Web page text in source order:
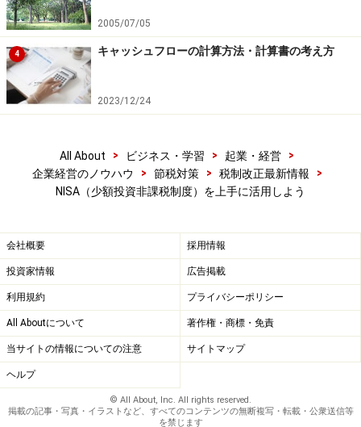
ただ、このNISAで管理している上場株式等については、
譲渡益が非課税になる代わりに、譲渡損失が発生して
も、損益通算の対象となりません。また、上場株式等の
譲渡損失の繰越控除の対象にもなりませんので、その点
には注意が必要です。
また、NISAが適用できるのは、原則、証券会社等を通じ
て新たに購入した上場株式等が対象となります。既に他
の特定口座や一般口座で保有している上場株式等を、
非課税投資額は、総額で100万円×5年間＝500万円の枠が
ありますが、非課税枠を使い切らずに余ったとしても、
翌年への繰越はできません。同様に、途中で売却したと
しても、非課税枠の再利用は認められません。
口座は、1人1口座が原則
2005/07/05
4 キャッシュフローの計算方法・計算書の考え方
2023/12/24
All About > ビジネス・学習 > 起業・経営
>
企業経営のノウハウ
> 節税対策 > 税制改正最新情報
>
NISA（少額投資非課税制度）を上手に活用しよう
会社概要 採用情報
投資家情報 広告掲載
利用規約 プライバシーポリシー
All Aboutについて 著作権・商標・免責
当サイトの情報についての注意 サイトマップ
ヘルプ
© All About, Inc. All rights reserved.
掲載の記事・写真・イラストなど、すべてのコンテンツの無断複写・転載・公衆送信等
を禁じます